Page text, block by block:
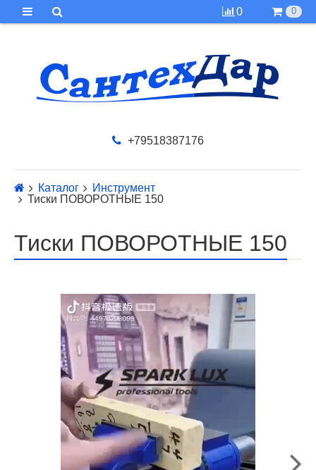
0 0
+79518387176
Каталог
Инструмент
Тиски ПОВОРОТНЫЕ 150
Тиски ПОВОРОТНЫЕ 150